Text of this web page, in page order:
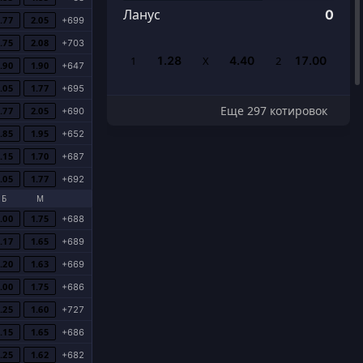
2.05 +699
2.08 +703
1.90 +647
1.77 +695
2.05 +690
1.95 +652
1.70 +687
1.77
+692
Б М
1.75 +688
1.65 +689
1.63 +669
1.75 +686
1.60 +727
1.65 +686
1.62 +682
Ланус 0
1 1.28 Х 4.40 2 17.00
Еще 297 котировок